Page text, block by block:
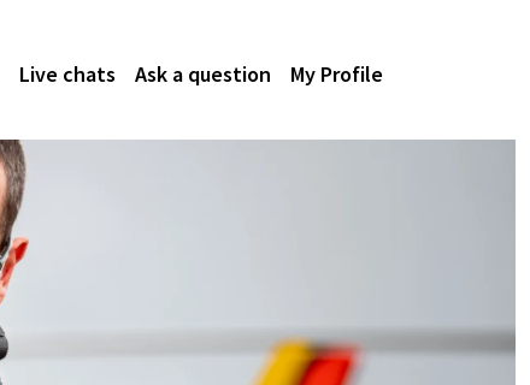
Live chats Ask a question My Profile